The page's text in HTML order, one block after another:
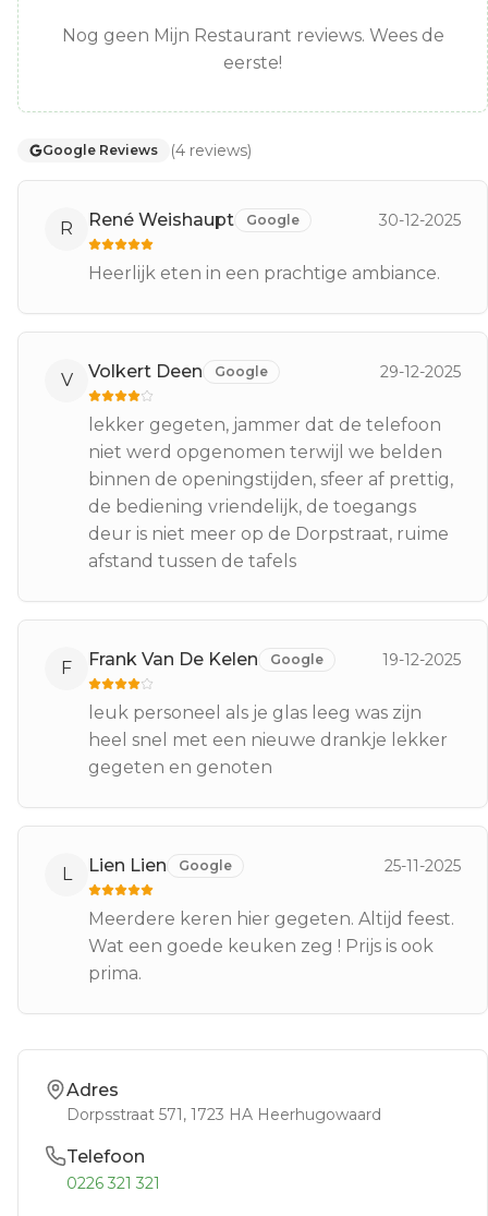
Nog geen Mijn Restaurant reviews. Wees de
eerste!
Google Reviews (4 reviews)
R René Weishaupt Google 30-12-2025
Heerlijk eten in een prachtige ambiance.
V Volkert Deen Google 29-12-2025
lekker gegeten, jammer dat de telefoon
niet werd opgenomen terwijl we belden
binnen de openingstijden, sfeer af prettig,
de bediening vriendelijk, de toegangs
deur is niet meer op de Dorpstraat, ruime
afstand tussen de tafels
F Frank Van De Kelen Google 19-12-2025
leuk personeel als je glas leeg was zijn
heel snel met een nieuwe drankje lekker
gegeten en genoten
L Lien Lien Google 25-11-2025
Meerdere keren hier gegeten. Altijd feest.
Wat een goede keuken zeg ! Prijs is ook
prima.
Adres
Dorpsstraat 571, 1723 HA Heerhugowaard
Telefoon
0226 321 321